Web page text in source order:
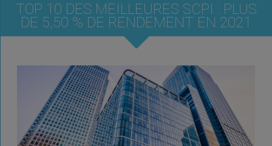
TOP 10 DES MEILLEURES SCPI : PLUS
DE 5,50 % DE RENDEMENT EN 2021